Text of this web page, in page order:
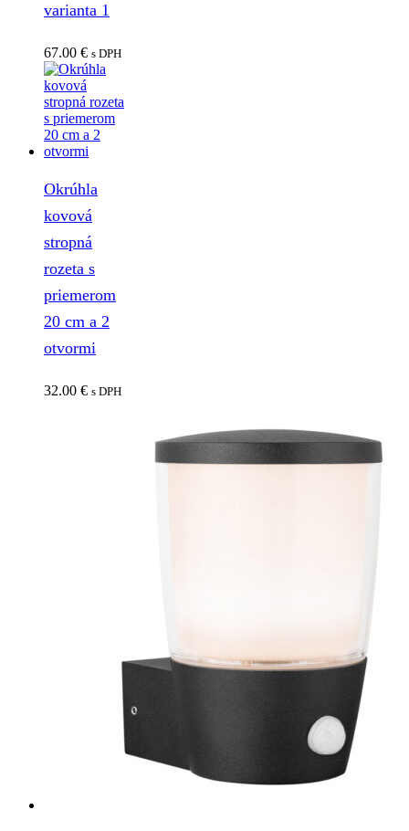
varianta 1
67.00 € s DPH
Okrúhla
kovová
stropná
rozeta s
priemerom
20 cm a 2
otvormi
32.00 € s DPH